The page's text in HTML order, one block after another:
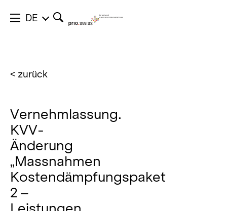
DE
< zurück
Vernehmlassung.
KVV-
Änderung
„Massnahmen
Kostendämpfungspaket
2 –